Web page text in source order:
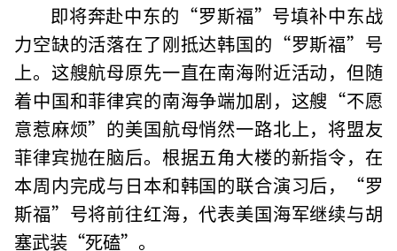
即将奔赴中东的“罗斯福”号填补中东战
力空缺的活落在了刚抵达韩国的“罗斯福”号
上。这艘航母原先一直在南海附近活动，但随
着中国和菲律宾的南海争端加剧，这艘“不愿
意惹麻烦”的美国航母悄然一路北上，将盟友
菲律宾抛在脑后。根据五角大楼的新指令，在
本周内完成与日本和韩国的联合演习后，“罗
斯福”号将前往红海，代表美国海军继续与胡
塞武装“死磕”。